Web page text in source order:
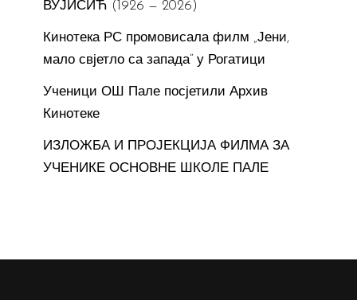
ВУЈИСИЋ (1926 — 2026)
Кинотека РС промовисала филм „Јени,
мало свјетло са запада“ у Рогатици
Ученици ОШ Пале посјетили Архив
Кинотеке
ИЗЛОЖБА И ПРОЈЕКЦИЈА ФИЛМА ЗА
УЧЕНИКЕ ОСНОВНЕ ШКОЛЕ ПАЛЕ